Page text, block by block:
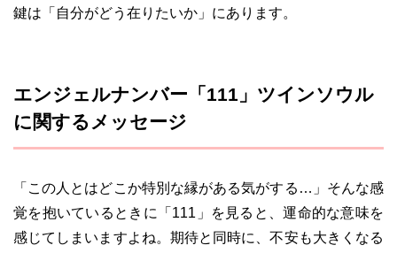
鍵は「自分がどう在りたいか」にあります。
エンジェルナンバー「111」ツインソウル
に関するメッセージ
「この人とはどこか特別な縁がある気がする…」そんな感
覚を抱いているときに「111」を見ると、運命的な意味を
感じてしまいますよね。期待と同時に、不安も大きくなる